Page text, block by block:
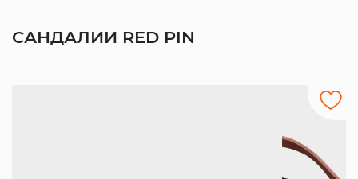
САНДАЛИИ RED PIN